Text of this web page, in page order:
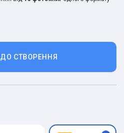
СТВОРЕННЯ